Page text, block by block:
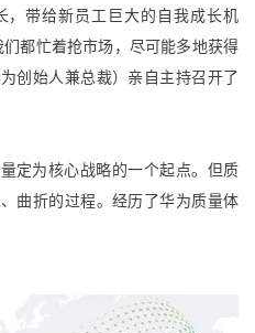
，带给新员工巨大的自我成长机
都忙着抢市场，尽可能多地获得
创始人兼总裁）亲自主持召开了
定为核心战略的一个起点。但质
曲折的过程。经历了华为质量体